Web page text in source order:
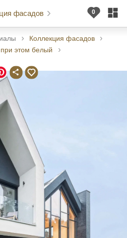
фасадов
Коллекция фасадов
этом белый